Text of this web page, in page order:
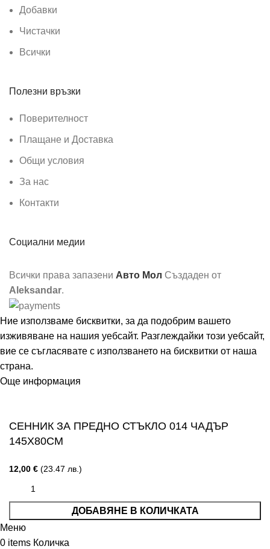
Добавки
Чистачки
Всички
Полезни връзки
Поверителност
Плащане и Доставка
Общи условия
За нас
Контакти
Социални медии
Всички права запазени Авто Мол Създаден от
Aleksandar.
Ние използваме бисквитки, за да подобрим вашето
изживяване на нашия уебсайт. Разглеждайки този уебсайт,
вие се съгласявате с използването на бисквитки от наша
страна.
Още информация
СЕННИК ЗА ПРЕДНО СТЪКЛО 014 ЧАДЪР
145Х80СМ
12,00 € (23.47 лв.)
ДОБАВЯНЕ В КОЛИЧКАТА
Меню
0 items Количка